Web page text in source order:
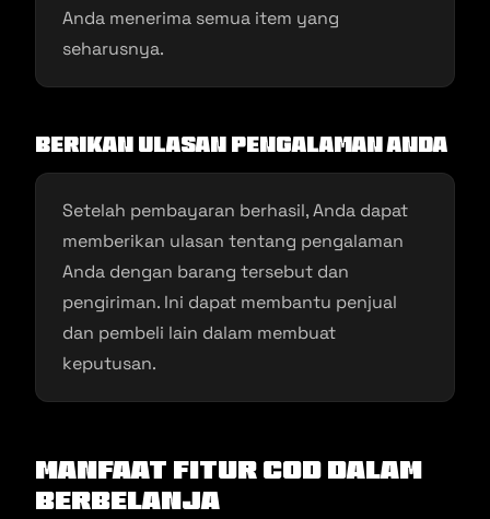
Anda menerima semua item yang
seharusnya.
Berikan Ulasan Pengalaman Anda
Setelah pembayaran berhasil, Anda dapat
memberikan ulasan tentang pengalaman
Anda dengan barang tersebut dan
pengiriman. Ini dapat membantu penjual
dan pembeli lain dalam membuat
keputusan.
Manfaat Fitur COD Dalam
Berbelanja